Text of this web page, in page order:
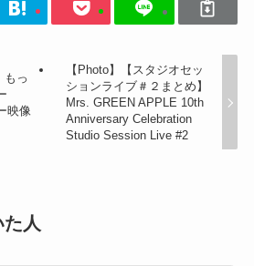
もっ
映像
【Photo】【スタジオセッ
ションライブ＃２まとめ】
Mrs. GREEN APPLE 10th
Anniversary Celebration
Studio Session Live #2
人